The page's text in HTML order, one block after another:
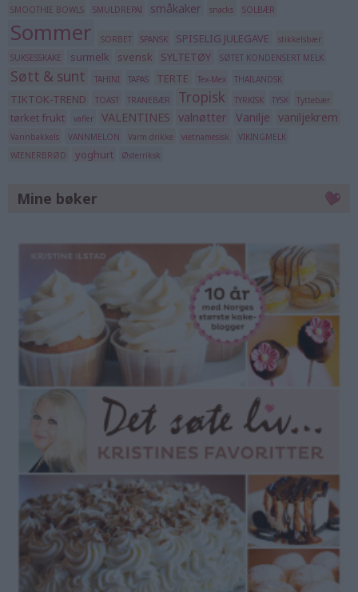
SMOOTHIE BOWLS
SMULDREPAI småkaker snacks SOLBÆR
Sommer SORBET SPANSK SPISELIG JULEGAVE
stikkelsbær
SUKSESSKAKE
surmelk svensk SYLTETØY SØTET KONDENSERT MELK
Søtt & sunt TAHINI TAPAS TERTE Tex-Mex THAILANDSK
TIKTOK-TREND TOAST TRANEBÆR Tropisk TYRKISK TYSK Tyttebær
tørket frukt vafler VALENTINES valnøtter Vanilje vaniljekrem
Vannbakkels VANNMELON Varm drikke vietnamesisk
VIKINGMELK
WIENERBRØD
yoghurt Østerriksk
Mine bøker